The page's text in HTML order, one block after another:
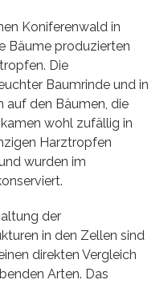
Koniferenwald in
Bäume produzierten
Die
Baumrinde und in
auf den Bäumen, die
wohl zufällig in
Harztropfen
wurden im
der
in den Zellen sind
direkten Vergleich
Arten. Das